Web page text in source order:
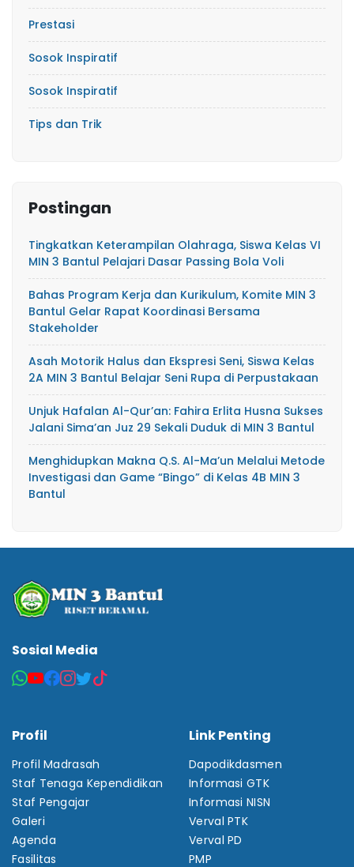
Prestasi
Sosok Inspiratif
Sosok Inspiratif
Tips dan Trik
Postingan
Tingkatkan Keterampilan Olahraga, Siswa Kelas VI
MIN 3 Bantul Pelajari Dasar Passing Bola Voli
Bahas Program Kerja dan Kurikulum, Komite MIN 3
Bantul Gelar Rapat Koordinasi Bersama
Stakeholder
Asah Motorik Halus dan Ekspresi Seni, Siswa Kelas
2A MIN 3 Bantul Belajar Seni Rupa di Perpustakaan
Unjuk Hafalan Al-Qur’an: Fahira Erlita Husna Sukses
Jalani Sima’an Juz 29 Sekali Duduk di MIN 3 Bantul
Menghidupkan Makna Q.S. Al-Ma’un Melalui Metode
Investigasi dan Game “Bingo” di Kelas 4B MIN 3
Bantul
Sosial Media
Profil
Profil Madrasah
Staf Tenaga Kependidikan
Staf Pengajar
Galeri
Agenda
Fasilitas
Link Penting
Dapodikdasmen
Informasi GTK
Informasi NISN
Verval PTK
Verval PD
PMP